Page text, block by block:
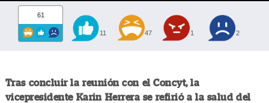
61
11 47 1 2
Tras concluir la reunión con el Concyt, la
vicepresidente Karin Herrera se refirió a la salud del